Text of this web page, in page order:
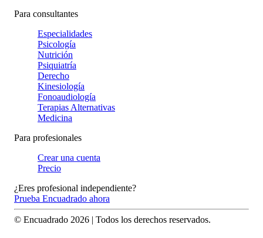
Para consultantes
Especialidades
Psicología
Nutrición
Psiquiatría
Derecho
Kinesiología
Fonoaudiología
Terapias Alternativas
Medicina
Para profesionales
Crear una cuenta
Precio
¿Eres profesional independiente?
Prueba Encuadrado ahora
© Encuadrado 2026 | Todos los derechos reservados.